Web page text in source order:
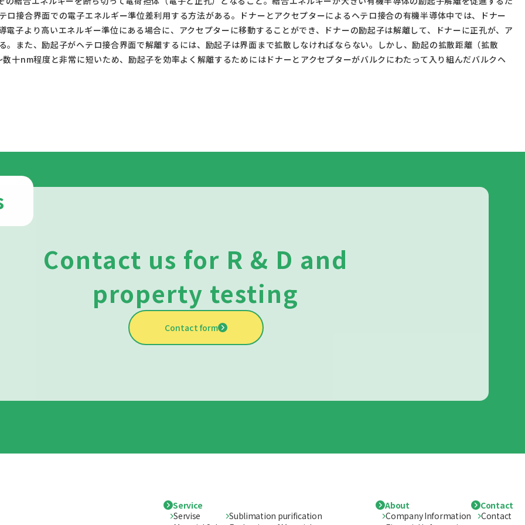
ロ接合界面での電子エネルギー準位差利用する方法がある。ドナーとアクセプターによるヘテロ接合の有機半導体中では、ドナー
電子より高いエネルギー準位にある場合に、アクセプターに移動することができ、ドナーの励起子は解離して、ドナーに正孔が、ア
。また、励起子がヘテロ接合界面で解離するには、励起子は界面まで拡散しなければならない。しかし、励起の拡散距離（拡散
十nm程度と非常に短いため、励起子を効率よく解離するためにはドナーとアクセプターがバルクにわたって入り組んだバルクヘ
Contact us for R & D and
property testing
Contact form
Service
Servise
Sublimation purification
About
Company Information
Contact
Contact